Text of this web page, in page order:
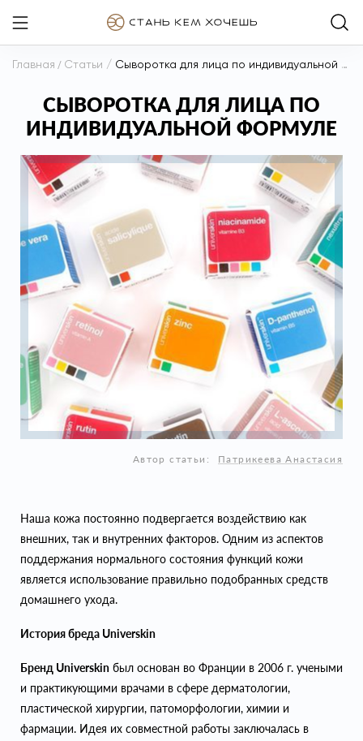
Главная / Статьи / Сыворотка для лица по индивидуальной формуле
СЫВОРОТКА ДЛЯ ЛИЦА ПО
ИНДИВИДУАЛЬНОЙ ФОРМУЛЕ
Автор статьи: Патрикеева Анастасия
Наша кожа постоянно подвергается воздействию как
внешних, так и внутренних факторов. Одним из аспектов
поддержания нормального состояния функций кожи
является использование правильно подобранных средств
домашнего ухода.
История бреда Universkin
Бренд Universkin был основан во Франции в 2006 г. учеными
и практикующими врачами в сфере дерматологии,
пластической хирургии, патоморфологии, химии и
фармации. Идея их совместной работы заключалась в